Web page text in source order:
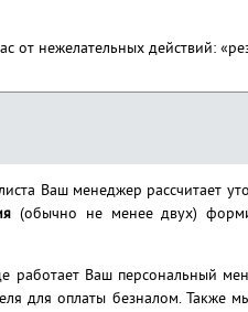
от нежелательных действий:
Ваш менеджер рассчитает
(обычно не менее двух)
работает Ваш персональный
для оплаты безналом. Также